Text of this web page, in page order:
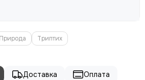
Природа Триптих
Доставка Оплата